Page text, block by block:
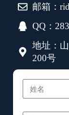
邮箱：
QQ：
地址：
200号